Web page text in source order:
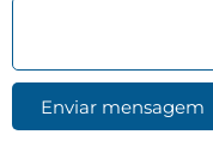
Enviar mensagem